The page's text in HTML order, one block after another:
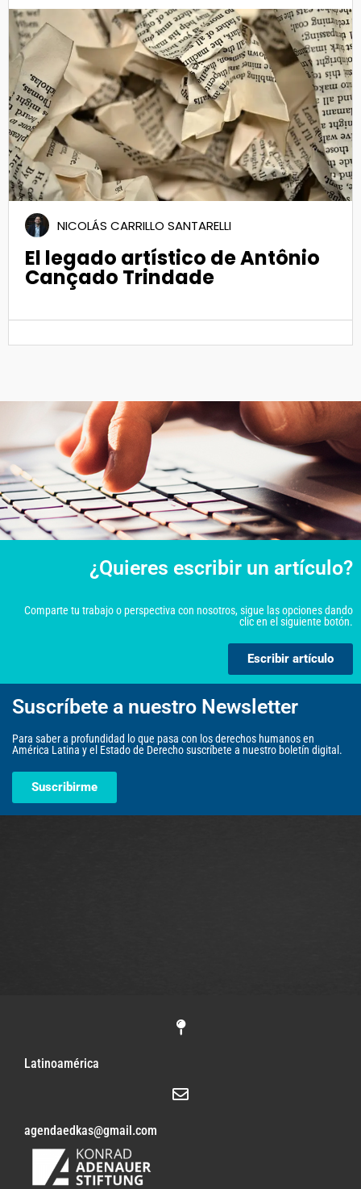
30
May 2023
NICOLÁS CARRILLO SANTARELLI
El legado artístico de Antônio
Cançado Trindade
¿Quieres escribir un artículo?
Comparte tu trabajo o perspectiva con nosotros, sigue las opciones dando
clic en el siguiente botón.
Escribir artículo
Suscríbete a nuestro Newsletter
Para saber a profundidad lo que pasa con los derechos humanos en
América Latina y el Estado de Derecho suscríbete a nuestro boletín digital.
Suscribirme
Latinoamérica
agendaedkas@gmail.com